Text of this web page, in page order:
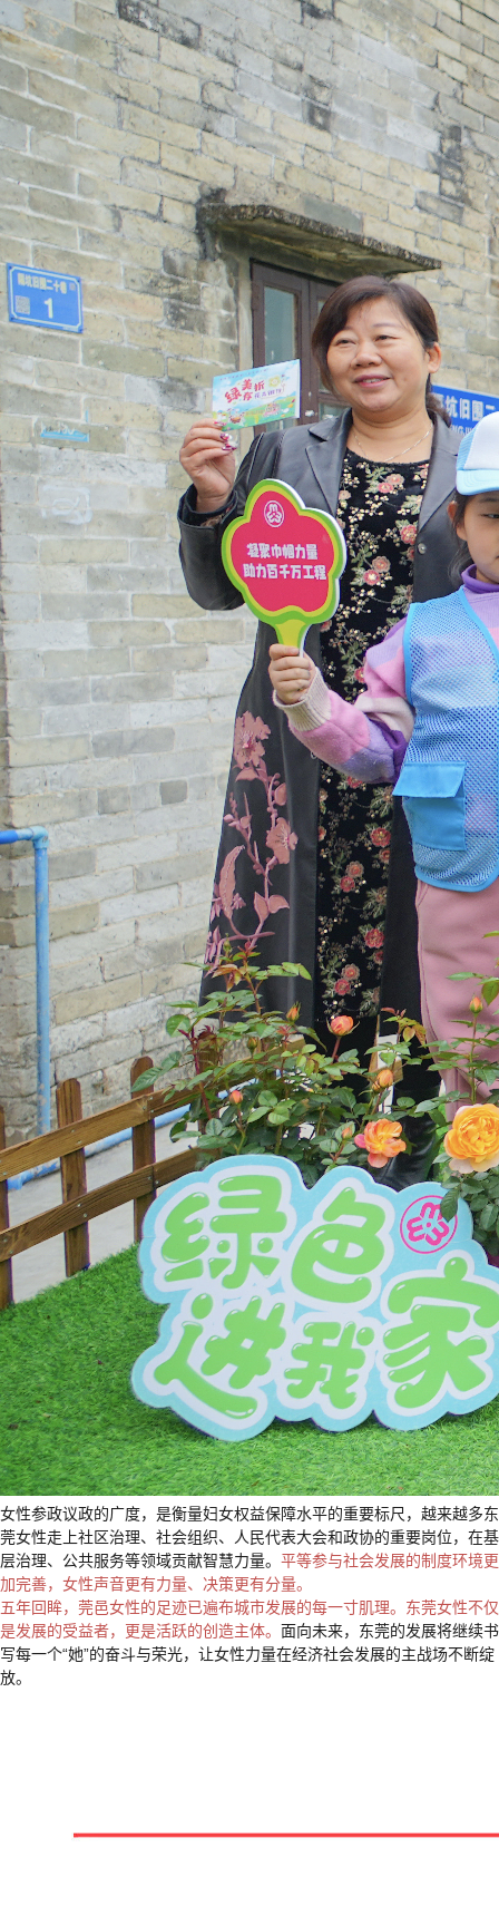
女性参政议政的广度，是衡量妇女权益保障水平的重要标尺，越来越多东
莞女性走上社区治理、社会组织、人民代表大会和政协的重要岗位，在基
层治理、公共服务等领域贡献智慧力量。 平等参与社会发展的制度环境更
加完善，女性声音更有力量、决策更有分量。
五年回眸，莞邑女性的足迹已遍布城市发展的每一寸肌理。东莞女性不仅
是发展的受益者，更是活跃的创造主体。 面向未来，东莞的发展将继续书
写每一个“她”的奋斗与荣光，让女性力量在经济社会发展的主战场不断绽
放。